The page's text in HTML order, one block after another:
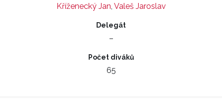
Kříženecký Jan, Valeš Jaroslav
Delegát
–
Počet diváků
65